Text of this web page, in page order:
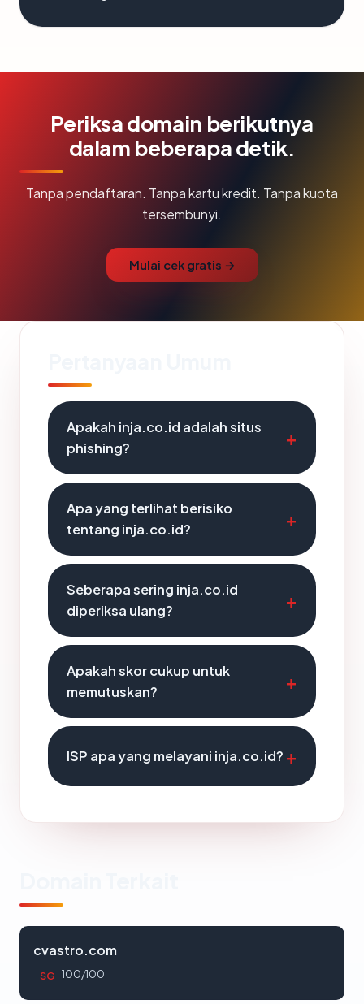
Periksa domain berikutnya
dalam beberapa detik.
Tanpa pendaftaran. Tanpa kartu kredit. Tanpa kuota
tersembunyi.
Mulai cek gratis →
Apakah inja.co.id adalah situs
phishing?
Apa yang terlihat berisiko
tentang inja.co.id?
Seberapa sering inja.co.id
diperiksa ulang?
Apakah skor cukup untuk
memutuskan?
ISP apa yang melayani inja.co.id?
cvastro.com
SG 100/100